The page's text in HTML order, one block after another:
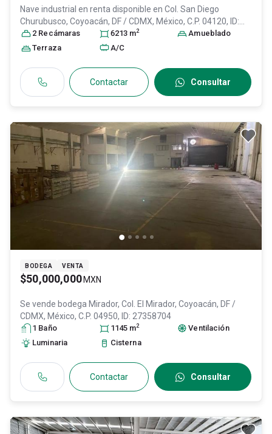
Nave industrial en renta disponible en Col. San Diego
Churubusco, Coyoacán, DF / CDMX, México, C.P. 04120, ID:
31408842
2 Recámaras 6213 m2
Amueblado
Terraza
A/C
Contactar Consultar
BODEGA VENTA
$50,000,000 MXN
Se vende bodega Mirador, Col. El Mirador, Coyoacán, DF /
CDMX, México, C.P. 04950, ID: 27358704
1 Baño 1145 m2
Ventilación
Luminaria
Cisterna
Contactar Consultar